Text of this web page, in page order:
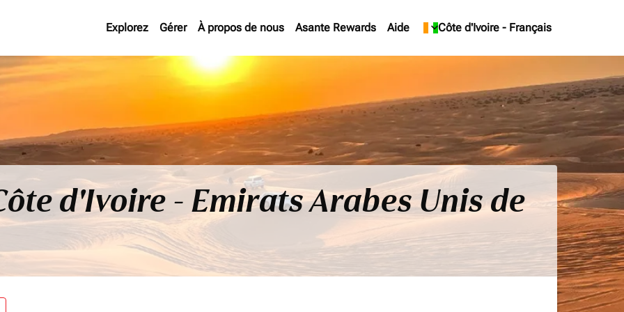
Explorez Gérer À propos de nous Asante Rewards Aide Côte d'Ivoire - Français
keyboard_arrow_down
d'Ivoire - Emirats Arabes Unis de